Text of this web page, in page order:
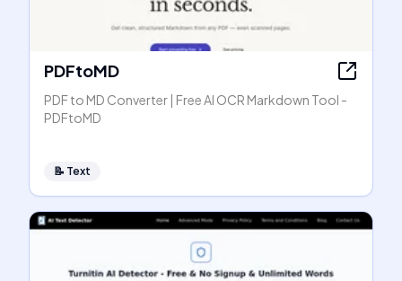
PDFtoMD
PDF to MD Converter | Free AI OCR Markdown Tool -
PDFtoMD
📝 Text